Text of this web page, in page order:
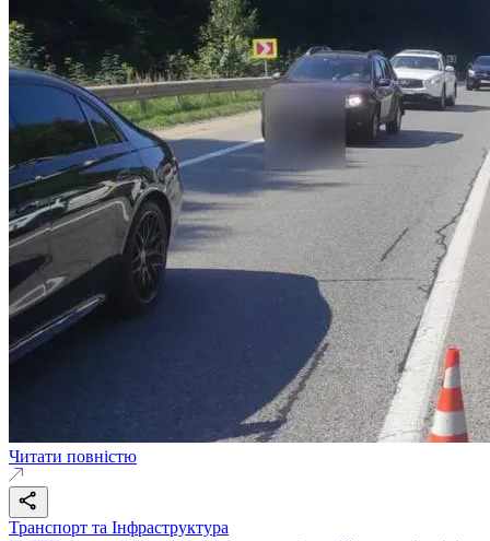
Читати повністю
Транспорт та Інфраструктура